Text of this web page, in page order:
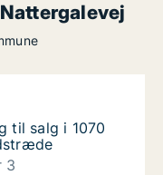
til salg i 1070
1070 København K,
til salg i 1070
til salg i 1070
3